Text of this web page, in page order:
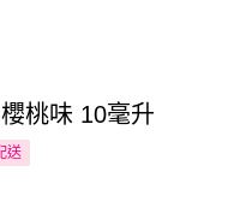
桃味 10毫升
送